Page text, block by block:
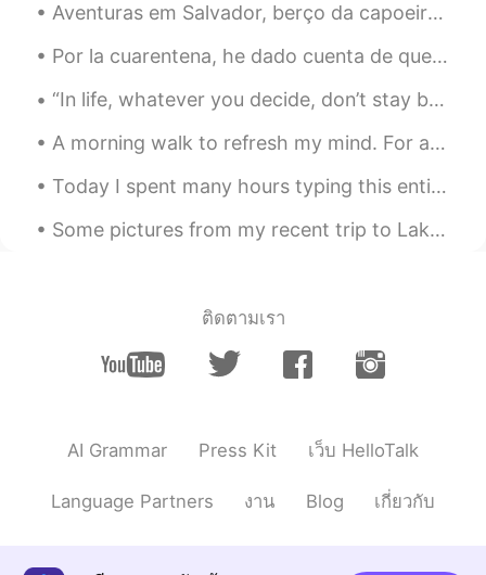
y es un border terrier de los Borders
Escoces!
Tomas 2020.07.06 14:56
ES EN
Emiliano Garcia
😍😍😍😍 es muuuuy lindo!!
Aventuras em Salvador, berço da capoeira, um lugar cheio de cultura, história e boa comida. E as...
Por la cuarentena, he dado cuenta de que hay mucha gente que dice “I am boring” cuando está trata...
“In life, whatever you decide, don’t stay because you’re afraid of change, saying goodbye or endi...
A morning walk to refresh my mind. For a healthy lifestyle, you want to achieve a minimum of 10,0...
Today I spent many hours typing this entire book onto my computer so I have a digital copy I can ...
Some pictures from my recent trip to Lake Louise, which is in Banff, Alberta (Canada 🇨🇦) It was ...
ติดตามเรา
AI Grammar Press Kit เว็บ HelloTalk
Language Partners งาน Blog เกี่ยวกับ